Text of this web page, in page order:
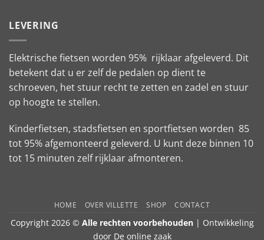
LEVERING
Elektrische fietsen worden 95% rijklaar afgeleverd. Dit
betekent dat u er zelf de pedalen op dient te
schroeven, het stuur recht te zetten en zadel en stuur
op hoogte te stellen.
Kinderfietsen, stadsfietsen en sportfietsen worden 85
tot 95% afgemonteerd geleverd. U kunt deze binnen 10
tot 15 minuten zelf rijklaar afmonteren.
HOME OVER VILLETTE SHOP CONTACT
Copyright 2026 © Alle rechten voorbehouden| Ontwikkeling
door De online zaak